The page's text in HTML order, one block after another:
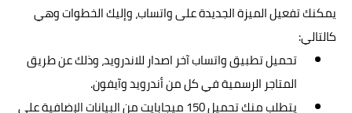
يمكنك تفعيل الميزة الجديدة على واتساب، وإليك الخطوات وهي
كالتالي:
تحميل تطبيق واتساب آخر اصدار للاندرويد، وذلك عن طريق
المتاجر الرسمية في كل من أندرويد وآيفون.
يتطلب منك تحميل 150 ميجابايت من البيانات الإضافية على